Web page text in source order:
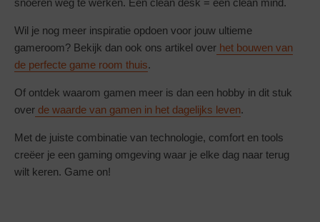
snoeren weg te werken. Een clean desk = een clean mind.
Wil je nog meer inspiratie opdoen voor jouw ultieme
gameroom? Bekijk dan ook ons artikel over het bouwen van
de perfecte game room thuis.
Of ontdek waarom gamen meer is dan een hobby in dit stuk
over de waarde van gamen in het dagelijks leven.
Met de juiste combinatie van technologie, comfort en tools
creëer je een gaming omgeving waar je elke dag naar terug
wilt keren. Game on!